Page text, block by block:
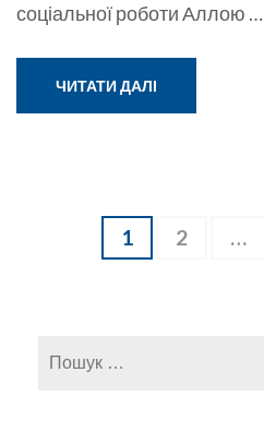
соціальної роботи Аллою …
ЧИТАТИ ДАЛІ
Навігація
записів
Сторінку
1 Сторінку
2 …